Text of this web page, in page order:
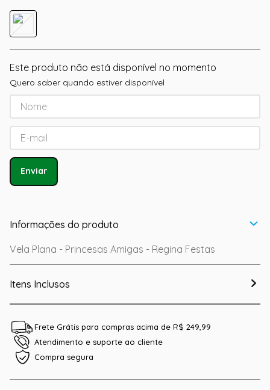
Este produto não está disponível no momento
Quero saber quando estiver disponível
Enviar
Informações do produto
Vela Plana - Princesas Amigas - Regina Festas
Itens Inclusos
Frete Grátis para compras acima de R$ 249,99
Atendimento e suporte ao cliente
Compra segura